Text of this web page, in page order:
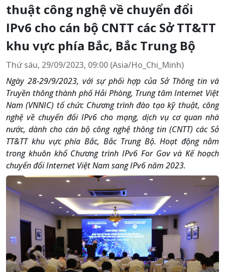
thuật công nghệ về chuyển đổi
IPv6 cho cán bộ CNTT các Sở TT&TT
khu vực phía Bắc, Bắc Trung Bộ
Thứ sáu, 29/09/2023, 09:00 (Asia/Ho_Chi_Minh)
Ngày 28-29/9/2023, với sự phối hợp của Sở Thông tin và
Truyền thông thành phố Hải Phòng, Trung tâm Internet Việt
Nam (VNNIC) tổ chức Chương trình đào tạo kỹ thuật, công
nghệ về chuyển đổi IPv6 cho mạng, dịch vụ cơ quan nhà
nước, dành cho cán bộ công nghệ thông tin (CNTT) các Sở
TT&TT khu vực phía Bắc, Bắc Trung Bộ. Hoạt động nằm
trong khuôn khổ Chương trình IPv6 For Gov và Kế hoạch
chuyển đổi Internet Việt Nam sang IPv6 năm 2023.